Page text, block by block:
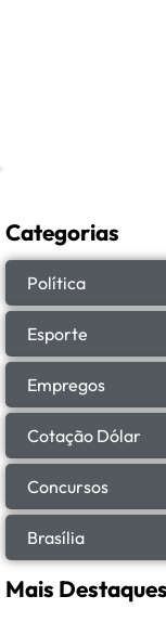
Categorias
Política
Esporte
Empregos
Cotação Dólar
Concursos
Brasília
Mais Destaques